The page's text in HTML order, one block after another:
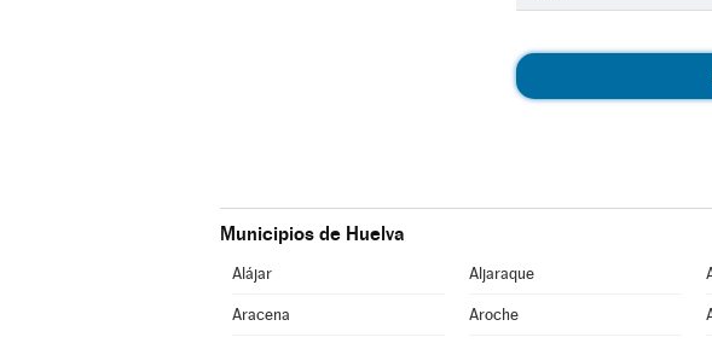
Municipios de Huelva
Alájar Aljaraque
Aracena Aroche